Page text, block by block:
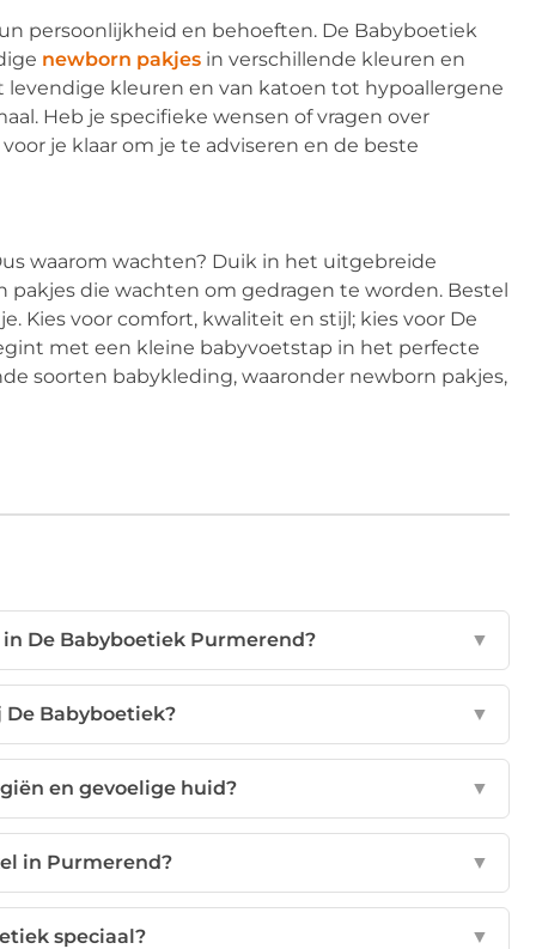
persoonlijkheid en behoeften. De Babyboetiek
newborn pakjes in verschillende kleuren en
levendige kleuren en van katoen tot hypoallergene
Heb je specifieke wensen of vragen over
je klaar om je te adviseren en de beste
waarom wachten? Duik in het uitgebreide
die wachten om gedragen te worden. Bestel
Kies voor comfort, kwaliteit en stijl; kies voor De
met een kleine babyvoetstap in het perfecte
soorten babykleding, waaronder newborn pakjes,
De Babyboetiek Purmerend? ▼
Babyboetiek? ▼
en gevoelige huid? ▼
in Purmerend? ▼
speciaal? ▼